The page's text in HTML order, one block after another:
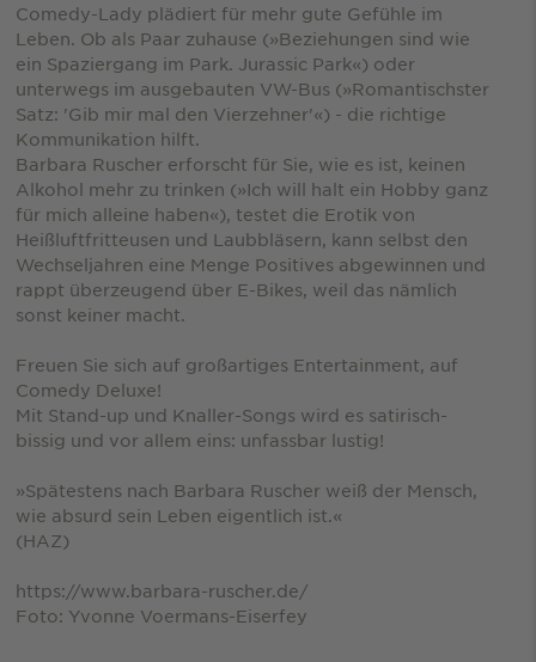
Comedy-Lady plädiert für mehr gute Gefühle im
Leben. Ob als Paar zuhause (»Beziehungen sind wie
ein Spaziergang im Park. Jurassic Park«) oder
unterwegs im ausgebauten VW-Bus (»Romantischster
Satz: 'Gib mir mal den Vierzehner'«) - die richtige
Kommunikation hilft.
Barbara Ruscher erforscht für Sie, wie es ist, keinen
Alkohol mehr zu trinken (»Ich will halt ein Hobby ganz
für mich alleine haben«), testet die Erotik von
Heißluftfritteusen und Laubbläsern, kann selbst den
Wechseljahren eine Menge Positives abgewinnen und
rappt überzeugend über E-Bikes, weil das nämlich
sonst keiner macht.
Freuen Sie sich auf großartiges Entertainment, auf
Comedy Deluxe!
Mit Stand-up und Knaller-Songs wird es satirisch-
bissig und vor allem eins: unfassbar lustig!
»Spätestens nach Barbara Ruscher weiß der Mensch,
wie absurd sein Leben eigentlich ist.«
(HAZ)
https://www.barbara-ruscher.de/
Foto: Yvonne Voermans-Eiserfey